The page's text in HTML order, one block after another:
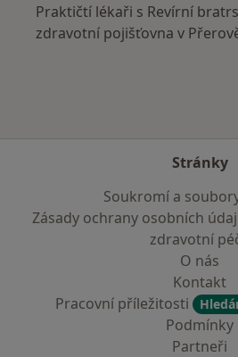
Praktičtí lékaři s Revírní
zdravotní pojišťovna v
Stránky
Soukromí a
Zásady ochrany osobních
zdravotní
O nás
Kontakt
Pracovní příležitosti
Podmínky
Partneři